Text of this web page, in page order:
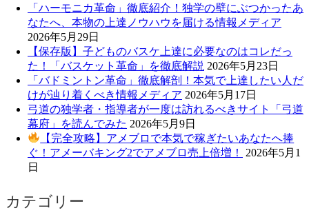
「ハーモニカ革命」徹底紹介！独学の壁にぶつかったあ
なたへ、本物の上達ノウハウを届ける情報メディア
2026年5月29日
【保存版】子どものバスケ上達に必要なのはコレだっ
た！「バスケット革命」を徹底解説 2026年5月23日
「バドミントン革命」徹底解剖！本気で上達したい人だ
けが辿り着くべき情報メディア 2026年5月17日
弓道の独学者・指導者が一度は訪れるべきサイト「弓道
幕府」を読んでみた 2026年5月9日
【完全攻略】アメブロで本気で稼ぎたいあなたへ捧
ぐ！アメーバキング2でアメブロ売上倍増！
2026年5月1
日
カテゴリー